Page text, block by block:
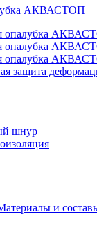
АКВАСТОП
опалубка
опалубка
опалубка
защита
шнур
и